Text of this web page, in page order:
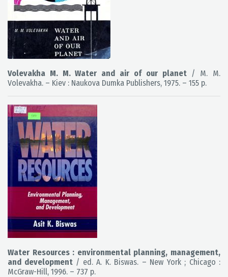
Volevakha M. M. Water and air of our planet/ M. M.
Volevakha. – Kiev : Naukova Dumka Publishers, 1975. – 155 p.
Water Resources : environmental planning, management,
and development/ ed. A. K. Biswas. – New York ; Chicago :
McGraw-Hill, 1996. – 737 p.